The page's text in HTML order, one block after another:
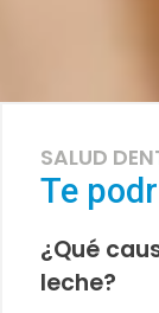
SALUD
Te
¿Qué
leche?